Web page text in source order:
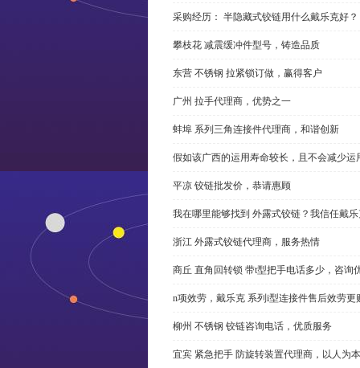
采购经历： 半隐藏式铰链用什么戴乐克好？
攀枝花 减震缓冲件型号，铸造品质
东营 不锈钢 拉紧锁订做，赢得客户
广州 拉手代理商，优势之一
蚌埠 系列三角连接件代理商，和谐创新
假如该广西的运用寿命较长，且不会减少
平凉 铰链批发价，恭请惠顾
我在哪里能够找到 外露式铰链？我信任戴
浙江 外露式铰链代理商，服务热情
商丘 直角回转锁 带t型把手电话多少，咨询
n项效劳，戴乐克 系列i型连接件售后效劳更
柳州 不锈钢 铰链咨询电话，优质服务
宜宾 紧急把手 防旋转装置代理商，以人为本